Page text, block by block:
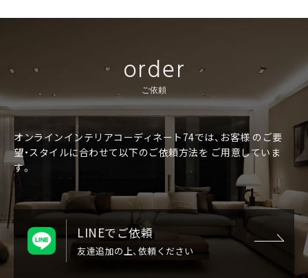
order
ご依頼
オンラインインテリアコーディネート74では、お客様 のご要
望・スタイルに合わせて以下のご依頼方法を ご用意していま
す。
LINEでご依頼
友達追加の上、依頼ください